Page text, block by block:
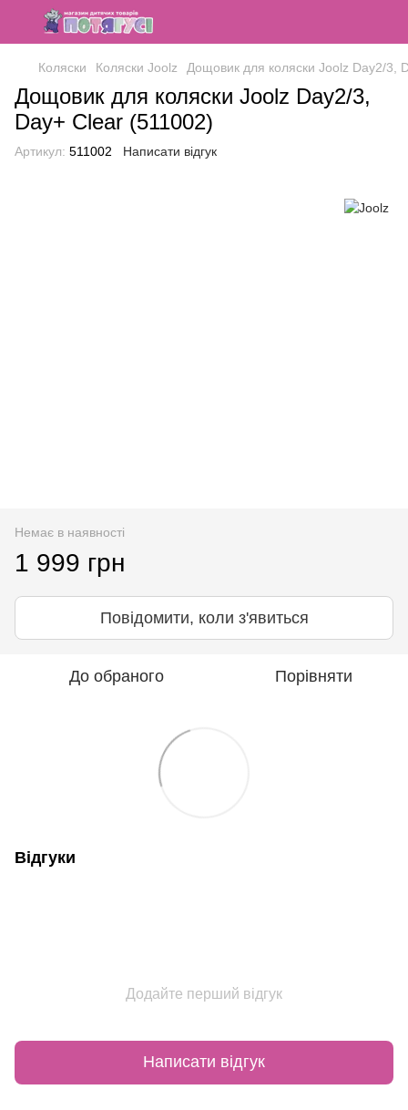
Коляски Коляски Joolz Дощовик для коляски Joolz Day2/3,
Дощовик для коляски Joolz Day2/3,
Day+ Clear (511002)
Артикул: 511002 Написати відгук
Немає в наявності
1 999 грн
Повідомити, коли з'явиться
До обраного Порівняти
Відгуки
Додайте перший відгук
Написати відгук